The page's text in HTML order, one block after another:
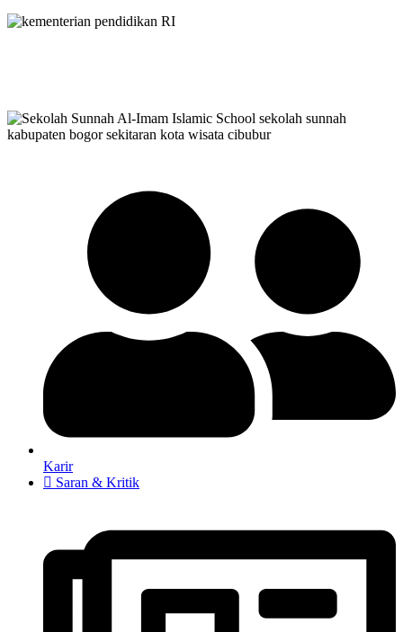
Karir
Saran & Kritik